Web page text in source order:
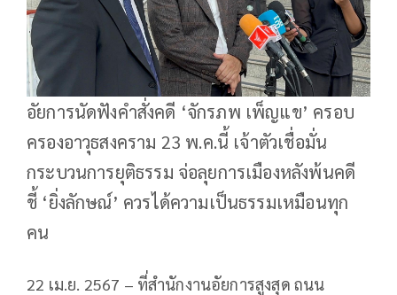
อัยการนัดฟังคำสั่งคดี ‘จักรภพ เพ็ญแข’ ครอบ
ครองอาวุธสงคราม 23 พ.ค.นี้ เจ้าตัวเชื่อมั่น
กระบวนการยุติธรรม จ่อลุยการเมืองหลังพ้นคดี
ชี้ ‘ยิ่งลักษณ์’ ควรได้ความเป็นธรรมเหมือนทุก
คน
22 เม.ย. 2567 – ที่สำนักงานอัยการสูงสุด ถนน